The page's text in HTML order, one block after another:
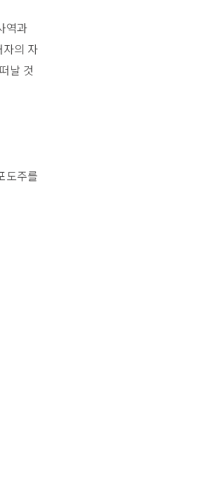
역과
의 자
날 것
도주를